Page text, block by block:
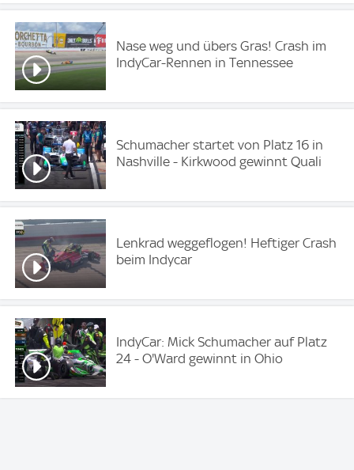
Nase weg und übers Gras! Crash im
IndyCar-Rennen in Tennessee
Schumacher startet von Platz 16 in
Nashville - Kirkwood gewinnt Quali
Lenkrad weggeflogen! Heftiger Crash
beim Indycar
IndyCar: Mick Schumacher auf Platz
24 - O'Ward gewinnt in Ohio